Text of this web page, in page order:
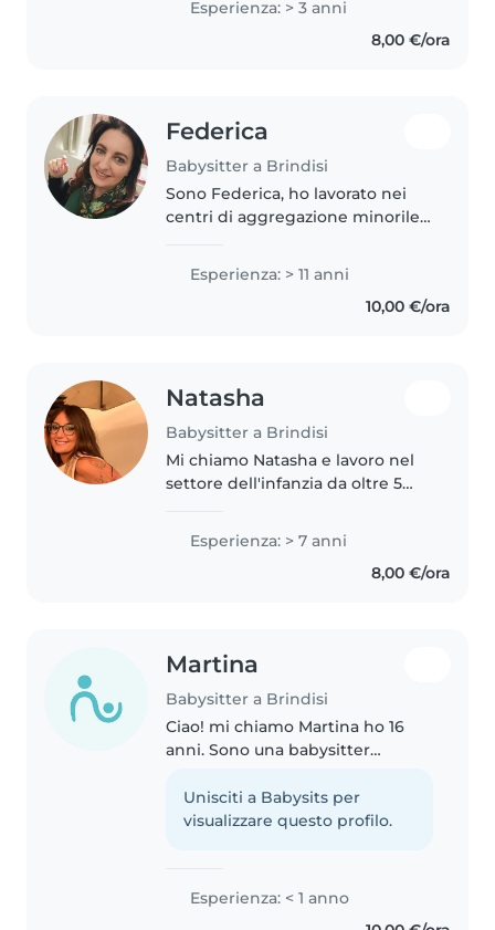
creare un ambiente sereno e
Esperienza: > 3 anni
8,00 €/ora
Federica
Babysitter a Brindisi
Sono Federica, ho lavorato nei
centri di aggregazione minorile
ai 12 anni arrivandomi con
laboratori a tema, giochi da
tavolo, kapla' e costruzioni..
Esperienza: > 11 anni
10,00 €/ora
Natasha
Babysitter a Brindisi
Mi chiamo Natasha e lavoro nel
settore dell'infanzia da oltre 5
asilo nido, dove ogni giorno mi
occupo della cura,
dell'educazione e dello sviluppo
Esperienza: > 7 anni
8,00 €/ora
Martina
Babysitter a Brindisi
Ciao! mi chiamo Martina ho 16
anni. Sono una babysitter
responsabile. Studio ottica
presso la scuola Morvillo Falcone
Unisciti a Babysits per
visualizzare questo profilo.
Esperienza: < 1 anno